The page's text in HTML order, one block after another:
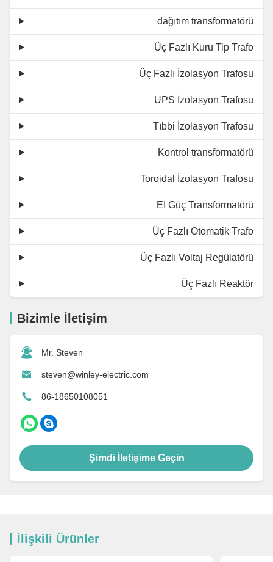
dağıtım transformatörü
Üç Fazlı Kuru Tip Trafo
Üç Fazlı İzolasyon Trafosu
UPS İzolasyon Trafosu
Tıbbi İzolasyon Trafosu
Kontrol transformatörü
Toroidal İzolasyon Trafosu
EI Güç Transformatörü
Üç Fazlı Otomatik Trafo
Üç Fazlı Voltaj Regülatörü
Üç Fazlı Reaktör
Bizimle İletişim
Mr. Steven
steven@winley-electric.com
86-18650108051
Şimdi İletişime Geçin
İlişkili Ürünler